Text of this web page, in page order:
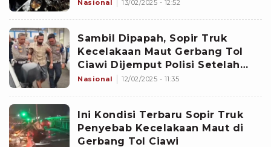
Nasional 13/02/2025 - 12:52
Sambil Dipapah, Sopir Truk
Kecelakaan Maut Gerbang Tol
Ciawi Dijemput Polisi Setelah
Dirawat Satu Pekan
Nasional 12/02/2025 - 11:35
Ini Kondisi Terbaru Sopir Truk
Penyebab Kecelakaan Maut di
Gerbang Tol Ciawi